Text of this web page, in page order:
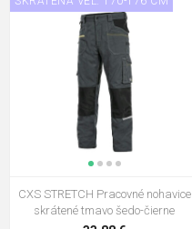
CXS STRETCH Pracovné nohavice
skrátené tmavo šedo-čierne